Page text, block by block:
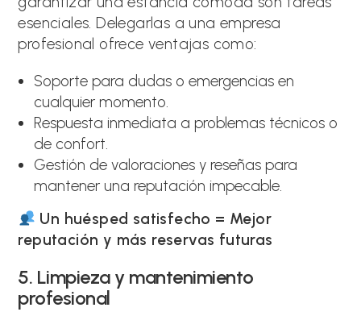
esenciales. Delegarlas a una empresa
profesional ofrece ventajas como:
Soporte para dudas o emergencias en
cualquier momento.
Respuesta inmediata a problemas técnicos o
de confort.
Gestión de valoraciones y reseñas para
mantener una reputación impecable.
Un huésped satisfecho = Mejor
reputación y más reservas futuras
5. Limpieza y mantenimiento
profesional